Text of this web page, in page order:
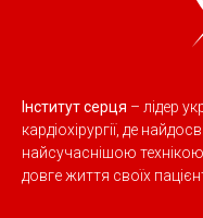
Інститут серця – лідер
кардіохірургії, де
найсучаснішою
довге життя своїх